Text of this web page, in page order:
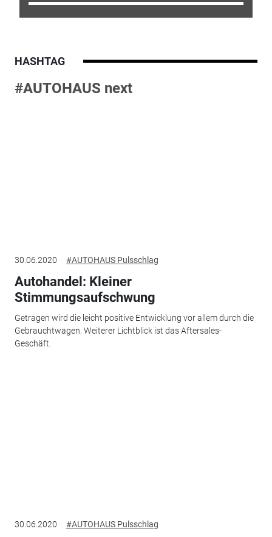
HASHTAG
#AUTOHAUS next
30.06.2020 #AUTOHAUS Pulsschlag
Autohandel: Kleiner
Stimmungsaufschwung
Getragen wird die leicht positive Entwicklung vor allem durch die
Gebrauchtwagen. Weiterer Lichtblick ist das Aftersales-
Geschäft.
30.06.2020 #AUTOHAUS Pulsschlag